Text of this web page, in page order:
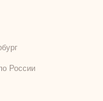
России